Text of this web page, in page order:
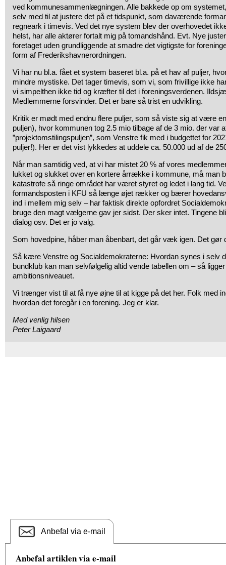
ved kommunesammenlægningen. Alle bakkede op om
selv med til at justere det på et tidspunkt, som daværende
regneark i timevis. Ved det nye system blev der overhovedet
helst, har alle aktører fortalt mig på tomandshånd. Evt. Nye
foretaget uden grundliggende at smadre det vigtigste for
form af Frederikshavnerordningen.
Vi har nu bl.a. fået et system baseret bl.a. på et hav af puljer,
mindre mystiske. Det tager timevis, som vi, som frivillige ikke
vi simpelthen ikke tid og kræfter til det i foreningsverdenen.
Medlemmerne forsvinder. Det er bare så trist en udvikling.
Kritik er mødt med endnu flere puljer, som så viste sig at være
puljen), hvor kommunen tog 2.5 mio tilbage af de 3 mio. der var
”projektomstilingspuljen”, som Venstre fik med i budgettet for
puljer!). Her er det vist lykkedes at uddele ca. 50.000 ud af de
Når man samtidig ved, at vi har mistet 20 % af vores
lukket og slukket over en kortere årrække i kommune, må man
katastrofe så ringe området har været styret og ledet i lang tid.
formandsposten i KFU så længe øjet rækker og bærer
ind i mellem mig selv – har faktisk direkte opfordret
bruge den magt vælgerne gav jer sidst. Der sker intet. Tingene
dialog osv. Det er jo valg.
Som hovedpine, håber man åbenbart, det går væk igen. Det gør
Så kære Venstre og Socialdemokraterne: Hvordan synes i selv
bundklub kan man selvfølgelig altid vende tabellen om – så
ambitionsniveauet.
Vi trænger vist til at få nye øjne til at kigge på det her. Folk med
hvordan det foregår i en forening. Jeg er klar.
Med venlig hilsen
Peter Laigaard
Anbefal via e-mail
Anbefal artiklen via e-mail